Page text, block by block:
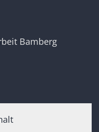
Bamberg